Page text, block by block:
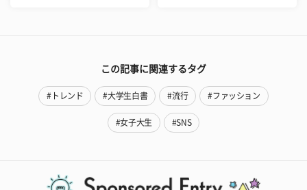
この記事に関連するタグ
#トレンド #大学生白書 #流行 #ファッション
#女子大生 #SNS